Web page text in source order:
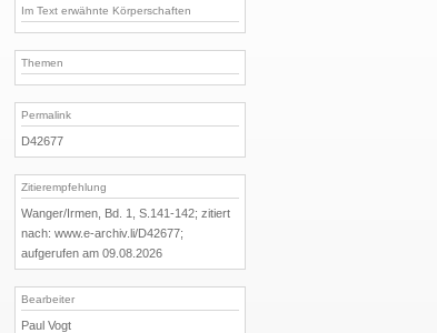
Im Text erwähnte Körperschaften
Themen
Permalink
D42677
Zitierempfehlung
Wanger/Irmen, Bd. 1, S.141-142; zitiert
nach: www.e-archiv.li/D42677;
aufgerufen am 09.08.2026
Bearbeiter
Paul Vogt